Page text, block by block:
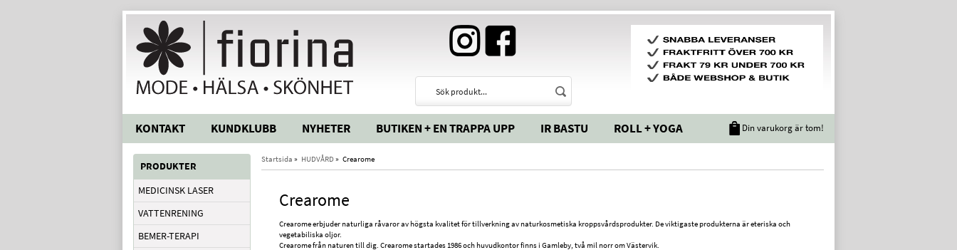
KONTAKT KUNDKLUBB NYHETER BUTIKEN + EN TRAPPA UPP IR BASTU ROLL + YOGA Din varukorg är tom!
PRODUKTER
MEDICINSK LASER
VATTENRENING
BEMER-TERAPI
Startsida » HUDVÅRD» Crearome
Crearome
Crearome erbjuder naturliga råvaror av högsta kvalitet för tillverkning av naturkosmetiska kroppsvårdsprodukter. De viktigaste produkterna är eteriska och
vegetabiliska oljor.
Crearome från naturen till dig. Crearome startades 1986 och huvudkontor finns i Gamleby, två mil norr om Västervik.